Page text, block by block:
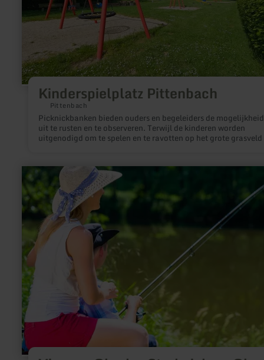
Kinderspielplatz Pittenbach
Pittenbach
Picknickbanken bieden ouders en begeleiders de
uit te rusten en te observeren. Terwijl de kinderen worden
uitgenodigd om te spelen en te ravotten op het grote
meer
informatie
over:
Vissen
-
Oberhe-
Stroheich
Oberehe